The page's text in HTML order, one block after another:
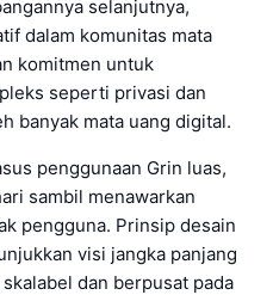
selanjutnya,
dalam komunitas mata
komitmen untuk
seperti privasi dan
banyak mata uang digital.
penggunaan Grin luas,
sambil menawarkan
pengguna. Prinsip desain
visi jangka panjang
dan berpusat pada